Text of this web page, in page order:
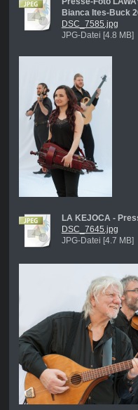
Bianca Ites-Buck
DSC_7585.jpg
JPG-Datei [4.8 MB]
LA KEJOCA -
DSC_7645.jpg
JPG-Datei [4.7 MB]